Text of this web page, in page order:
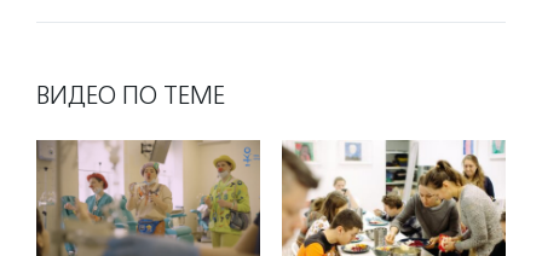
ВИДЕО ПО ТЕМЕ